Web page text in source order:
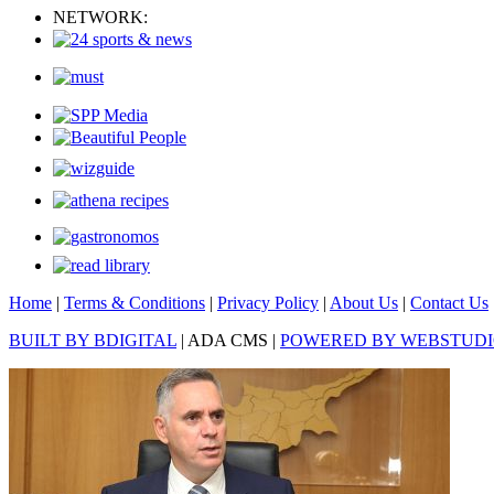
NETWORK:
Home | Terms & Conditions | Privacy Policy | About Us | Contact Us
BUILT BY BDIGITAL | ADA CMS | POWERED BY